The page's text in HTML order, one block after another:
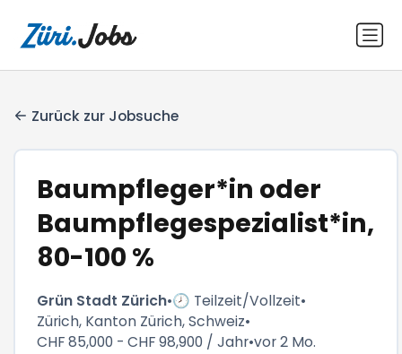
Zurück zur Jobsuche
Baumpfleger*in oder
Baumpflegespezialist*in,
80-100 %
Grün Stadt Zürich•🕗 Teilzeit/Vollzeit•
Zürich, Kanton Zürich, Schweiz•
CHF 85,000 - CHF 98,900 / Jahr•vor 2 Mo.